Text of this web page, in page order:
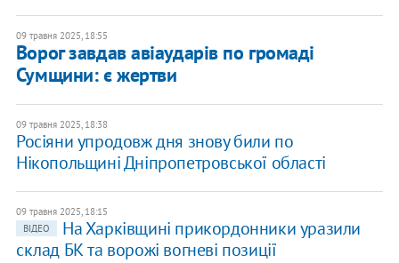
09 травня 2025, 18:55
Ворог завдав авіаударів по громаді
Сумщини: є жертви
09 травня 2025, 18:38
Росіяни упродовж дня знову били по
Нікопольщині Дніпропетровської області
09 травня 2025, 18:15
ВІДЕО
На Харківщині прикордонники уразили
склад БК та ворожі вогневі позиції